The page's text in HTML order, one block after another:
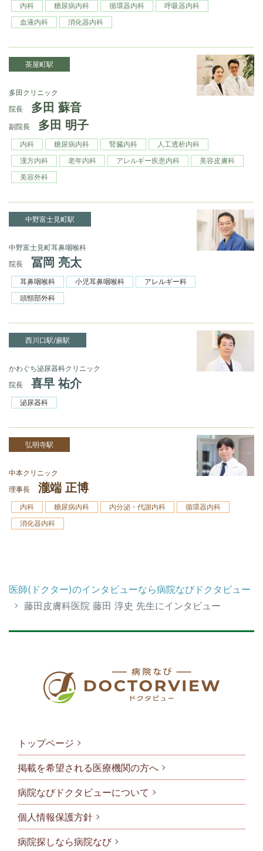
内科 糖尿病内科 循環器内科
呼吸器内科
血液内科
消化器内科
茶屋町駅
多田クリニック
院長
多田 蘇音
副院長 多田 明子
内科 糖尿病内科 腎臓内科
人工透析内科
漢方内科
老年内科 アレルギー疾患内科
美容皮膚科
美容外科
中野富士見町駅
中野富士見町耳鼻咽喉科
院長
冨岡 亮太
耳鼻咽喉科 小児耳鼻咽喉科
アレルギー科
頭頸部外科
西川口駅/蕨駅
かわぐち泌尿器科クリニック
院長
喜早 祐介
泌尿器科
弘明寺駅
中本クリニック
理事長
瀧端 正博
内科 糖尿病内科 内分泌・代謝内科
循環器内科
消化器内科
医師(ドクター)のインタビューなら病院なびドクタビュー
藤田皮膚科医院 藤田 淳史 先生にインタビュー
フッタメニ
トップページ
掲載を希望される医療機関の方へ
病院なびドクタビューについて
個人情報保護方針
病院探しなら病院なび